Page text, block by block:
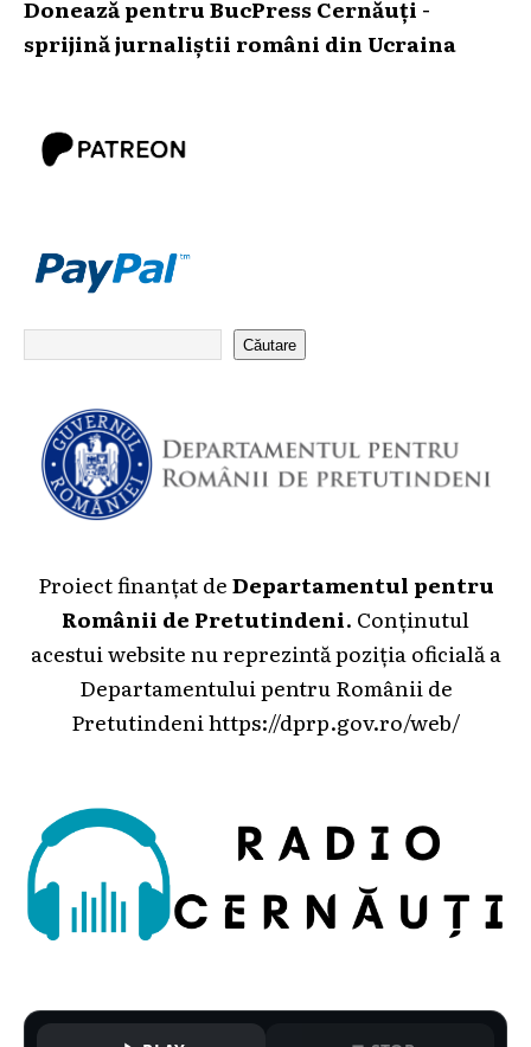
Donează pentru BucPress Cernăuți -
sprijină jurnaliștii români din Ucraina
Căutare
Proiect finanțat deDepartamentul pentru
Românii de Pretutindeni. Conținutul
acestui website nu reprezintă poziția oficială a
Departamentului pentru Românii de
Pretutindenihttps://dprp.gov.ro/web/